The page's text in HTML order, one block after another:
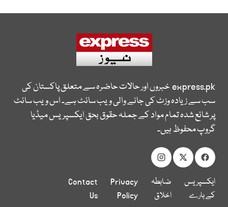
express.pkخبروں اور حالات حاضرہ سے متعلق پاکستان کی
سب سے زیادہ وزٹ کی جانے والی ویب سائٹ ہے۔ اس ویب سائٹ
پر شائع شدہ تمام مواد کے جملہ حقوق بحق ایکسپریس میڈیا
گروپ محفوظ ہیں۔
ایکسپریس
کے بارے
ضابطہ
اخلاق
Privacy
Policy
Contact
Us